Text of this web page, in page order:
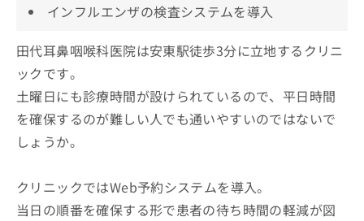
インフルエンザの検査システムを導入
田代耳鼻咽喉科医院は安東駅徒歩3分に立地するクリニ
ックです。
土曜日にも診療時間が設けられているので、平日時間
を確保するのが難しい人でも通いやすいのではないで
しょうか。
クリニックではWeb予約システムを導入。
当日の順番を確保する形で患者の待ち時間の軽減が図